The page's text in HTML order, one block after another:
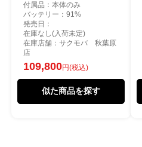
付属品：本体のみ
バッテリー：91%
発売日：
在庫なし(入荷未定)
在庫店舗：サクモバ 秋葉原
店
109,800円(税込)
似た商品を探す